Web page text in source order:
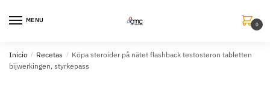
MENU
0
Inicio / Recetas / Köpa steroider på nätet flashback testosteron tabletten
bijwerkingen, styrkepass